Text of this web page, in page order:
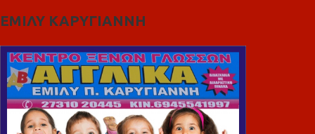
ΕΜΙΛΥ ΚΑΡΥΓΙΑΝΝΗ